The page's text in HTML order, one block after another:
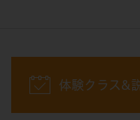
体験クラス&